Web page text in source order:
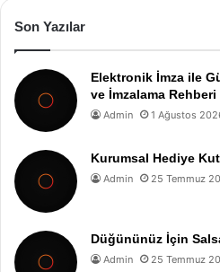
Son Yazılar
Elektronik İmza ile
ve İmzalama Rehberi
Admin 1 Ağustos
Kurumsal Hediye
Admin 25 Temmuz
Düğününüz İçin
Admin 25 Temmuz